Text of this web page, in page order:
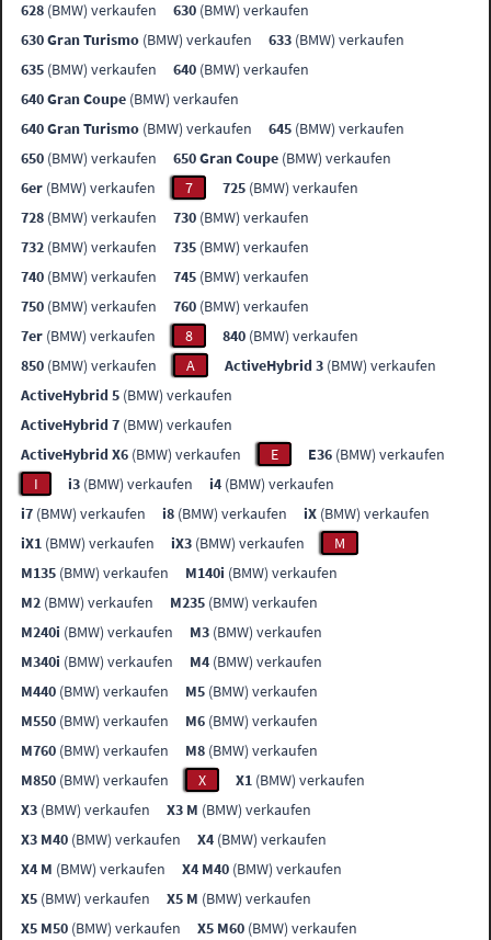
628 (BMW) verkaufen 630 (BMW) verkaufen
630 Gran Turismo (BMW) verkaufen 633 (BMW) verkaufen
635 (BMW) verkaufen 640 (BMW) verkaufen
640 Gran Coupe (BMW) verkaufen
640 Gran Turismo (BMW) verkaufen 645 (BMW) verkaufen
650 (BMW) verkaufen 650 Gran Coupe (BMW) verkaufen
6er (BMW) verkaufen 7 725 (BMW) verkaufen
728 (BMW) verkaufen 730 (BMW) verkaufen
732 (BMW) verkaufen 735 (BMW) verkaufen
740 (BMW) verkaufen 745 (BMW) verkaufen
750 (BMW) verkaufen 760 (BMW) verkaufen
7er (BMW) verkaufen 8 840 (BMW) verkaufen
850 (BMW) verkaufen A ActiveHybrid 3 (BMW) verkaufen
ActiveHybrid 5 (BMW) verkaufen
ActiveHybrid 7 (BMW) verkaufen
ActiveHybrid X6 (BMW) verkaufen E E36 (BMW) verkaufen
I
i3 (BMW) verkaufen i4 (BMW) verkaufen
i7 (BMW) verkaufen i8 (BMW) verkaufen iX (BMW) verkaufen
iX1 (BMW) verkaufen iX3 (BMW) verkaufen
M
M135 (BMW) verkaufen M140i (BMW) verkaufen
M2 (BMW) verkaufen M235 (BMW) verkaufen
M240i (BMW) verkaufen M3 (BMW) verkaufen
M340i (BMW) verkaufen M4 (BMW) verkaufen
M440 (BMW) verkaufen M5 (BMW) verkaufen
M550 (BMW) verkaufen M6 (BMW) verkaufen
M760 (BMW) verkaufen M8 (BMW) verkaufen
M850 (BMW) verkaufen X X1 (BMW) verkaufen
X3 (BMW) verkaufen X3 M (BMW) verkaufen
X3 M40 (BMW) verkaufen X4 (BMW) verkaufen
X4 M (BMW) verkaufen X4 M40 (BMW) verkaufen
X5 (BMW) verkaufen X5 M (BMW) verkaufen
X5 M50 (BMW) verkaufen X5 M60 (BMW) verkaufen